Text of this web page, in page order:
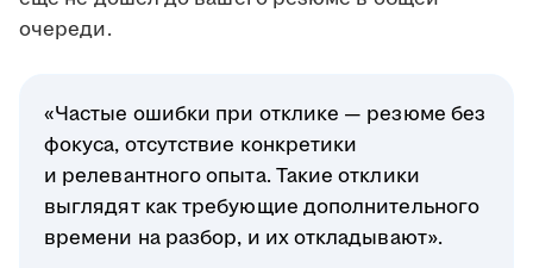
очереди.
«Частые ошибки при отклике — резюме без
фокуса, отсутствие конкретики
и релевантного опыта. Такие отклики
выглядят как требующие дополнительного
времени на разбор, и их откладывают».